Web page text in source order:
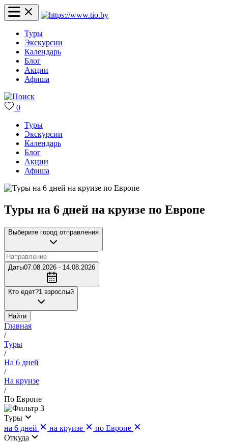
Туры
Экскурсии
Календарь
Блог
Акции
Афиша
0
Туры
Экскурсии
Календарь
Блог
Акции
Афиша
Туры на 6 дней на круизе по Европе
Выберите город отправления
Даты07.08.2026 - 14.08.2026
Кто едет?1 взрослый
Найти
Главная
/
Туры
/
На 6 дней
/
На круизе
/
По Европе
3
Туры
на 6 дней
на круизе
по Европе
Откуда